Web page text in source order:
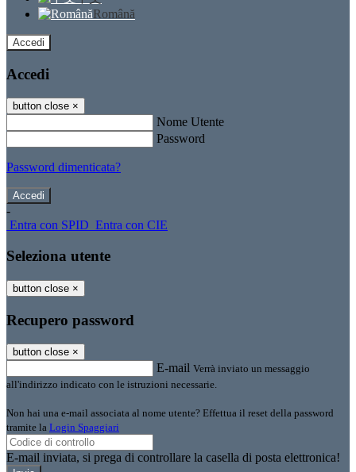
Română
Accedi
Accedi
button close ×
Nome Utente
Password
Password dimenticata?
-
Entra con SPID Entra con CIE
Seleziona utente
button close ×
Recupero password
button close ×
E-mail Verrà inviato un messaggio
all'indirizzo indicato con le istruzioni necessarie.
Non hai una e-mail associata al nome utente? Effettua il reset della password
tramite la Login Spaggiari
E-mail inviata, si prega di controllare la casella di posta elettronica!